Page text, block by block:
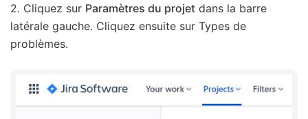
2. Cliquez sur Paramètres du projet dans la barre
latérale gauche. Cliquez ensuite sur Types de
problèmes.